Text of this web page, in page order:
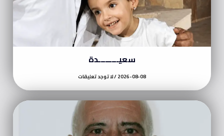
سعيـــــــــدة
2026-08-08 لا توجد تعليقات